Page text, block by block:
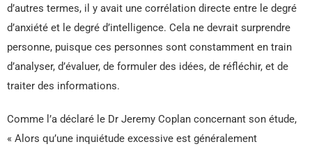
d’autres termes, il y avait une corrélation directe entre le degré
d’anxiété et le degré d’intelligence. Cela ne devrait surprendre
personne, puisque ces personnes sont constamment en train
d’analyser, d’évaluer, de formuler des idées, de réfléchir, et de
traiter des informations.
Comme l’a déclaré le Dr Jeremy Coplan concernant son étude,
« Alors qu’une inquiétude excessive est généralement